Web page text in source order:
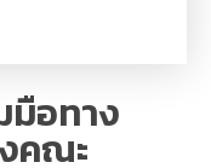
มือทาง
คณะ